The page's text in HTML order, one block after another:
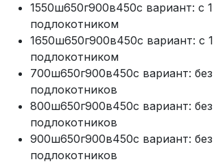
1550ш650г900в450с вариант: с 1
подлокотником
1650ш650г900в450с вариант: с 1
подлокотником
700ш650г900в450с вариант: без
подлокотников
800ш650г900в450с вариант: без
подлокотников
900ш650г900в450с вариант: без
подлокотников